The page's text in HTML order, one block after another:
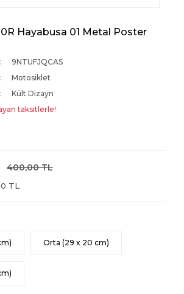
Hayabusa 01 Metal Poster
9NTUFJQCAS
Motosiklet
Kült Dizayn
taksitlerle!
400,00 TL
TL
Orta (29 x 20 cm)